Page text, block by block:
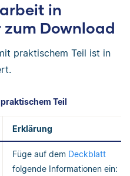
in
zum Download
praktischem Teil ist in
Teil
Erklärung
Füge auf dem Deckblatt
folgende Informationen ein: